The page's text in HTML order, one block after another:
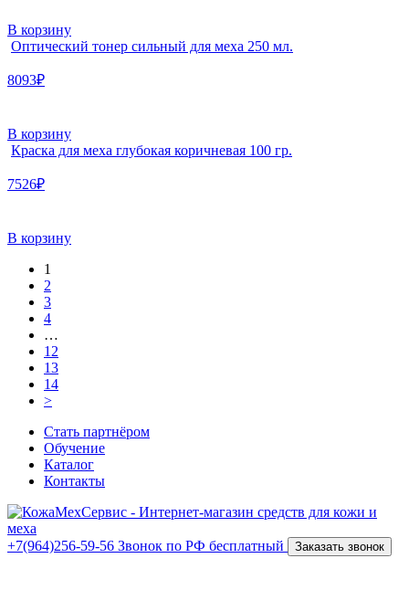
В корзину
Оптический тонер сильный для меха 250 мл.
8093₽
В корзину
Краска для меха глубокая коричневая 100 гр.
7526₽
В корзину
1
2
3
4
…
12
13
14
>
Стать партнёром
Обучение
Каталог
Контакты
+7(964)256-59-56 Звонок по РФ бесплатный Заказать звонок